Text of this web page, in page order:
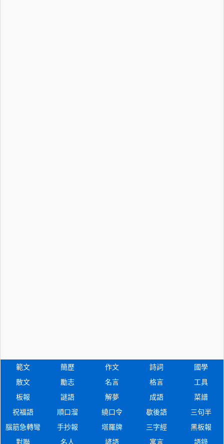
範文 簡歷 作文 詩詞
國學
散文
勵志 名言 格言
工具
板報
謎語 解夢 成語
菜譜
祝福語
順口溜 繞口令 歇後語
三句半
腦筋急轉彎
手抄報 塔羅牌 三字經
黑板報
對聯
名人 諺語 寓言 語錄